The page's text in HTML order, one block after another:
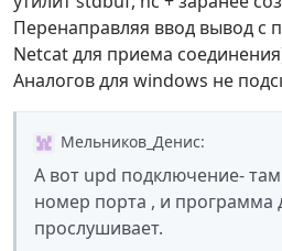
Перенаправляя ввод вывод с
Netcat для приема
Аналогов для windows не
Мельников_Денис:
А вот upd подключение-
номер порта , и программа
прослушивает.